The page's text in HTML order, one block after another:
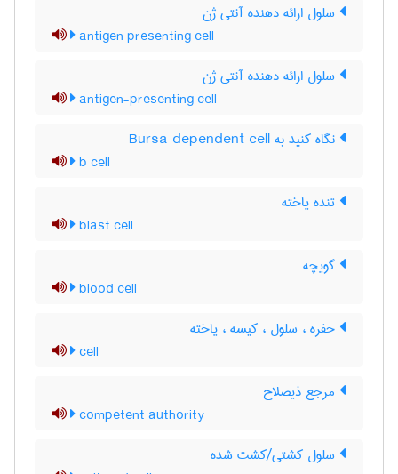
سلول ارائه دهنده آنتی ژن
antigen presenting cell
سلول ارائه دهنده آنتی ژن
antigen-presenting cell
نگاه کنید به Bursa dependent cell
b cell
تنده یاخته
blast cell
گویچه
blood cell
حفره ، سلول ، کیسه ، یاخته
cell
مرجع ذیصلاح
competent authority
سلول کشتی/کشت شده